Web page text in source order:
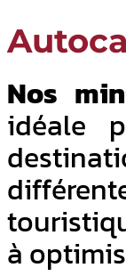
Nos
idéale
à